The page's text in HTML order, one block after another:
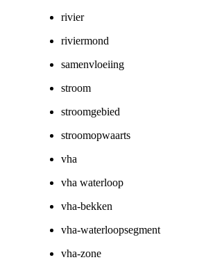
rivier
riviermond
samenvloeiing
stroom
stroomgebied
stroomopwaarts
vha
vha waterloop
vha-bekken
vha-waterloopsegment
vha-zone